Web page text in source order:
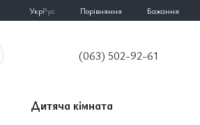
УкрРус Порівняння Бажання
(063) 502-92-61
Дитяча кімната